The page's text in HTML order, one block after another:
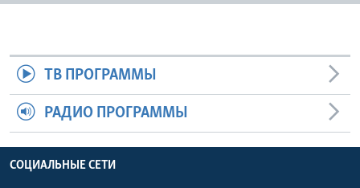
ТВ ПРОГРАММЫ
РАДИО ПРОГРАММЫ
СОЦИАЛЬНЫЕ СЕТИ